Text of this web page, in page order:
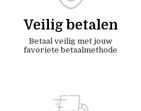
Veilig betalen
Betaal veilig met jouw
favoriete betaalmethode